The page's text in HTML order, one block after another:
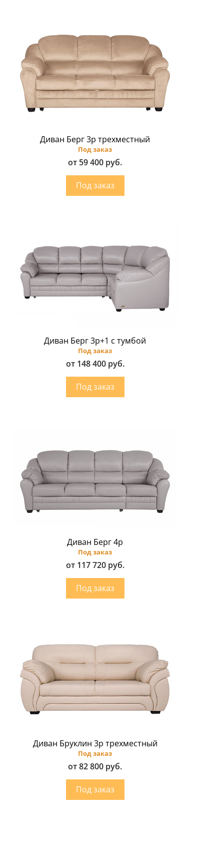
Диван Берг 3p трехместный
Под заказ
от 59 400 руб.
Диван Берг 3р+1 с тумбой
Под заказ
от 148 400 руб.
Диван Берг 4p
Под заказ
от 117 720 руб.
Диван Бруклин 3p трехместный
Под заказ
от 82 800 руб.